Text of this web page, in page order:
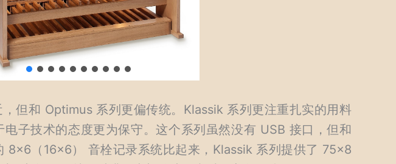
但和 Optimus 系列更偏传统。Klassik 系列更注重扎实的用料
子技术的态度更为保守。这个系列虽然没有 USB 接口，但和
8×6（16×6） 音栓记录系统比起来，Klassik 系列提供了 75×8